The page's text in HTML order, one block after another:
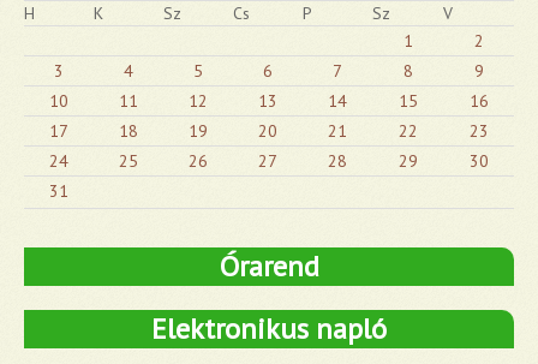
H
K Sz Cs P Sz
V
1
2
3
4 5 6 7 8
9
10
11 12 13 14 15
16
17
18 19 20 21 22
23
24
25 26 27 28 29
30
31
Órarend
Elektronikus napló